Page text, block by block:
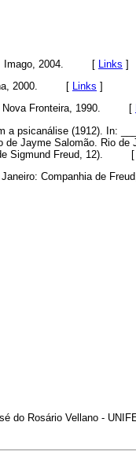
Imago, 2004. [ Links ]
2000. [ Links ]
Nova Fronteira, 1990. [
a psicanálise (1912). In:
de Jayme Salomão. Rio
de Sigmund Freud, 12). [
Janeiro: Companhia de
do Rosário Vellano -